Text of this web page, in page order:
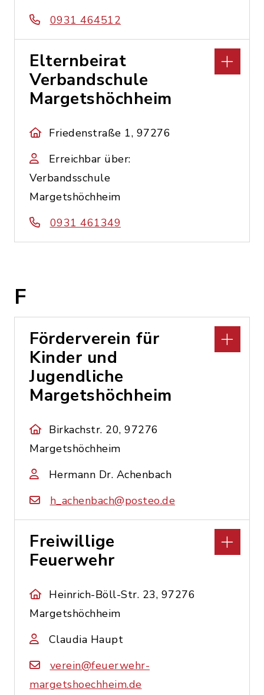
0931 464512
Elternbeirat
Verbandschule
Margetshöchheim
Friedenstraße 1, 97276
Erreichbar über:
Verbandsschule
Margetshöchheim
0931 461349
F
Förderverein für
Kinder und
Jugendliche
Margetshöchheim
Birkachstr. 20, 97276
Margetshöchheim
Hermann Dr. Achenbach
h_achenbach@posteo.de
Freiwillige
Feuerwehr
Heinrich-Böll-Str. 23, 97276
Margetshöchheim
Claudia Haupt
verein@feuerwehr-
margetshoechheim.de